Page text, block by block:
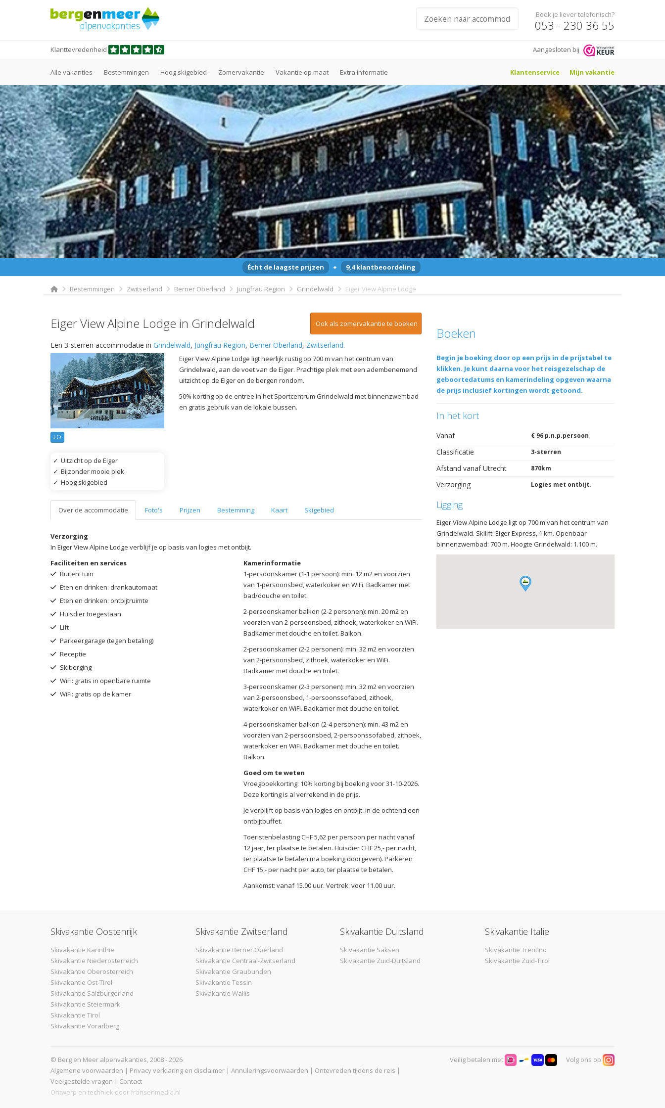
Boek je liever telefonisch?
053 - 230 36 55
Klanttevredenheid Aangesloten bij
Alle vakanties Bestemmingen Hoog skigebied Zomervakantie Vakantie op maat Extra informatie Klantenservice Mijn vakantie
Écht de laagste prijzen + 9,4 klantbeoordeling
Bestemmingen Zwitserland Berner Oberland Jungfrau Region Grindelwald Eiger View Alpine Lodge
Eiger View Alpine Lodge in Grindelwald Ook als zomervakantie te boeken
Een 3-sterren accommodatie in Grindelwald, Jungfrau Region, Berner Oberland, Zwitserland.
LO
✓ Uitzicht op de Eiger
✓ Bijzonder mooie plek
✓ Hoog skigebied
Eiger View Alpine Lodge ligt heerlijk rustig op 700 m van het centrum van
Grindelwald, aan de voet van de Eiger. Prachtige plek met een adembenemend
uitzicht op de Eiger en de bergen rondom.
50% korting op de entree in het Sportcentrum Grindelwald met binnenzwembad
en gratis gebruik van de lokale bussen.
Over de accommodatie Foto's Prijzen Bestemming Kaart Skigebied
Verzorging
In Eiger View Alpine Lodge verblijf je op basis van logies met ontbijt.
Faciliteiten en services
Buiten: tuin
Eten en drinken: drankautomaat
Eten en drinken: ontbijtruimte
Huisdier toegestaan
Lift
Parkeergarage (tegen betaling)
Receptie
Skiberging
WiFi: gratis in openbare ruimte
WiFi: gratis op de kamer
Kamerinformatie
1-persoonskamer (1-1 persoon): min. 12 m2 en voorzien
van 1-persoonsbed, waterkoker en WiFi. Badkamer met
bad/douche en toilet.
2-persoonskamer balkon (2-2 personen): min. 20 m2 en
voorzien van 2-persoonsbed, zithoek, waterkoker en WiFi.
Badkamer met douche en toilet. Balkon.
2-persoonskamer (2-2 personen): min. 32 m2 en voorzien
van 2-persoonsbed, zithoek, waterkoker en WiFi.
Badkamer met douche en toilet.
3-persoonskamer (2-3 personen): min. 32 m2 en voorzien
van 2-persoonsbed, 1-persoonssofabed, zithoek,
waterkoker en WiFi. Badkamer met douche en toilet.
4-persoonskamer balkon (2-4 personen): min. 43 m2 en
voorzien van 2-persoonsbed, 2-persoonssofabed, zithoek,
waterkoker en WiFi. Badkamer met douche en toilet.
Balkon.
Goed om te weten
Vroegboekkorting: 10% korting bij boeking voor 31-10-2026.
Deze korting is al verrekend in de prijs.
Je verblijft op basis van logies en ontbijt: in de ochtend een
ontbijtbuffet.
Toeristenbelasting CHF 5,62 per persoon per nacht vanaf
12 jaar, ter plaatse te betalen. Huisdier CHF 25,- per nacht,
ter plaatse te betalen (na boeking doorgeven). Parkeren
CHF 15,- per nacht per auto, ter plaatse te betalen.
Aankomst: vanaf 15.00 uur. Vertrek: voor 11.00 uur.
Boeken
Begin je boeking door op een prijs in de prijstabel te
klikken. Je kunt daarna voor het reisgezelschap de
geboortedatums en kamerindeling opgeven waarna
de prijs inclusief kortingen wordt getoond.
In het kort
Vanaf € 96 p.n.p.persoon
Classificatie 3-sterren
Afstand vanaf Utrecht 870km
Verzorging Logies met ontbijt.
Ligging
Eiger View Alpine Lodge ligt op 700 m van het centrum van
Grindelwald. Skilift: Eiger Express, 1 km. Openbaar
binnenzwembad: 700 m. Hoogte Grindelwald: 1.100 m.
Skivakantie Oostenrijk
Skivakantie Karinthie
Skivakantie Niederosterreich
Skivakantie Oberosterreich
Skivakantie Ost-Tirol
Skivakantie Salzburgerland
Skivakantie Steiermark
Skivakantie Tirol
Skivakantie Vorarlberg
Skivakantie Zwitserland
Skivakantie Berner Oberland
Skivakantie Centraal-Zwitserland
Skivakantie Graubunden
Skivakantie Tessin
Skivakantie Wallis
Skivakantie Duitsland
Skivakantie Saksen
Skivakantie Zuid-Duitsland
Skivakantie Italie
Skivakantie Trentino
Skivakantie Zuid-Tirol
© Berg en Meer alpenvakanties, 2008 - 2026
Algemene voorwaarden | Privacy verklaring en disclaimer | Annuleringsvoorwaarden | Ontevreden tijdens de reis |
Veelgestelde vragen | Contact
Ontwerp en techniek door fransenmedia.nl
Veilig betalen met Volg ons op